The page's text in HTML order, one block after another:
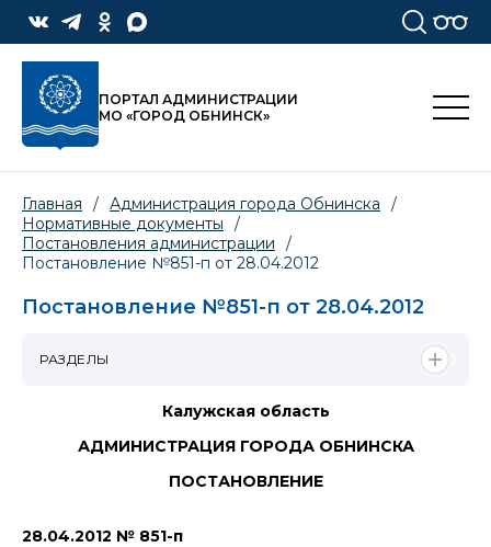
ПОРТАЛ АДМИНИСТРАЦИИ
МО «ГОРОД ОБНИНСК»
Главная / Администрация города Обнинска
/
Нормативные документы
/
Постановления администрации
/
Постановление №851-п от 28.04.2012
Постановление №851-п от 28.04.2012
Калужская область
АДМИНИСТРАЦИЯ ГОРОДА ОБНИНСКА
ПОСТАНОВЛЕНИЕ
28.04.2012 № 851-п
РАЗДЕЛЫ